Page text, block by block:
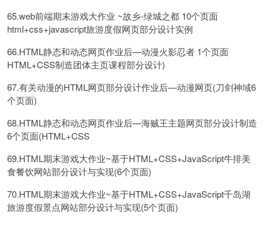
65.web前端期末游戏大作业 ~故乡-绿城之都 10个页面
html+css+javascript旅游度假网页部分设计实例
66.HTML静态和动态网页作业后—动漫火影忍者 1个页面
HTML+CSS制造团体主页课程部分设计)
67.有关动漫的HTML网页部分设计作业后—动漫网页(刀剑神域6
个页面)
68.HTML静态和动态网页作业后—海贼王主题网页部分设计制造
6个页面(HTML+CSS
69.HTML期末游戏大作业~基于HTML+CSS+JavaScript牛排美
食餐饮网站部分设计与实现(6个页面)
70.HTML期末游戏大作业~基于HTML+CSS+JavaScript千岛湖
旅游度假景点网站部分设计与实现(5个页面)